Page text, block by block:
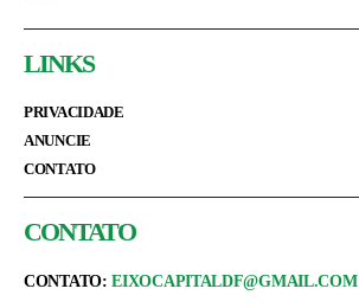
LINKS
PRIVACIDADE
ANUNCIE
CONTATO
CONTATO
CONTATO:EIXOCAPITALDF@GMAIL.COM